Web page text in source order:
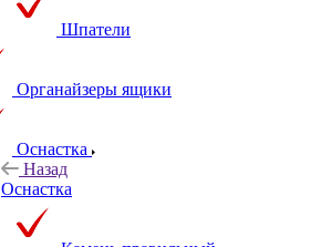
Шпатели
Органайзеры ящики
Оснастка
Назад
Оснастка